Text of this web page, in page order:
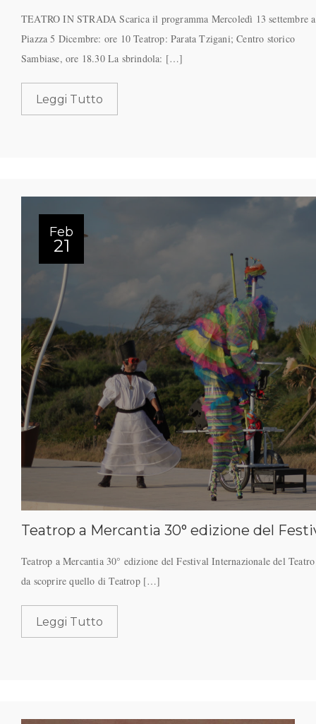
TEATRO IN STRADA Scarica il programma Mercoledì 13 settembre a
Piazza 5 Dicembre: ore 10 Teatrop: Parata Tzigani; Centro storico
Sambiase, ore 18.30 La sbrindola: […]
Leggi Tutto
Feb
21
Teatrop a Mercantia 30° edizione del
Teatrop a Mercantia 30° edizione del Festival Internazionale del
da scoprire quello di Teatrop […]
Leggi Tutto